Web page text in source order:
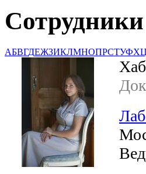
Сотрудники
АБВГДЕЖЗИКЛМНОПРСТУФХЦ